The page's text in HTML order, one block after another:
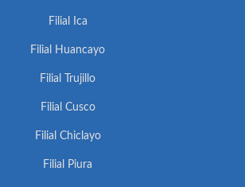
Filial Ica
Filial Huancayo
Filial Trujillo
Filial Cusco
Filial Chiclayo
Filial Piura